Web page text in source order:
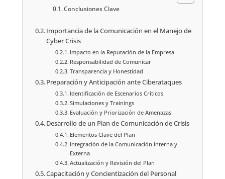
Conclusiones Clave
Importancia de la Comunicación en el Manejo de
Cyber Crisis
Impacto en la Reputación de la Empresa
Responsabilidad de Comunicar
Transparencia y Honestidad
Preparación y Anticipación ante Ciberataques
Identificación de Escenarios Críticos
Simulaciones y Trainings
Evaluación y Priorización de Amenazas
Desarrollo de un Plan de Comunicación de Crisis
Elementos Clave del Plan
Integración de la Comunicación Interna y
Externa
Actualización y Revisión del Plan
Capacitación y Concientización del Personal